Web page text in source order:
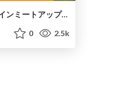
20200909_Shifter_オンラインミートアップ - LT
0 2.5k